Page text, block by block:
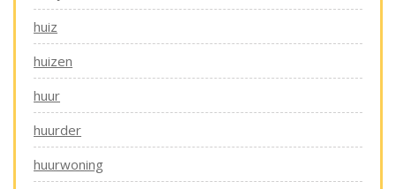
huiz
huizen
huur
huurder
huurwoning